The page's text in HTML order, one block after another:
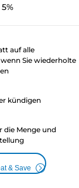
auf alle
Sie wiederholte
kündigen
die Menge und
& Save